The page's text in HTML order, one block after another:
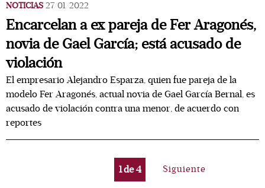
NOTICIAS 27/01/2022
Encarcelan a ex pareja de Fer Aragonés,
novia de Gael García; está acusado de
violación
El empresario Alejandro Esparza, quien fue pareja de la
modelo Fer Aragonés, actual novia de Gael García Bernal, es
acusado de violación contra una menor, de acuerdo con
reportes
1de4 Siguiente